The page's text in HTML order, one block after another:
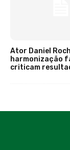
Ator Daniel
harmonização
criticam